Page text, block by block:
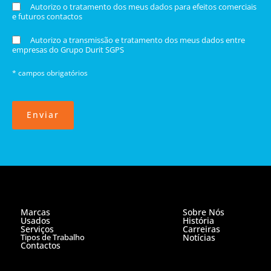
Autorizo o tratamento dos meus dados para efeitos comerciais
e futuros contactos
Autorizo a transmissão e tratamento dos meus dados entre
empresas do Grupo Durit SGPS
* campos obrigatórios
Enviar
Marcas
Usados
Serviços
Tipos de Trabalho
Contactos
Sobre Nós
História
Carreiras
Notícias